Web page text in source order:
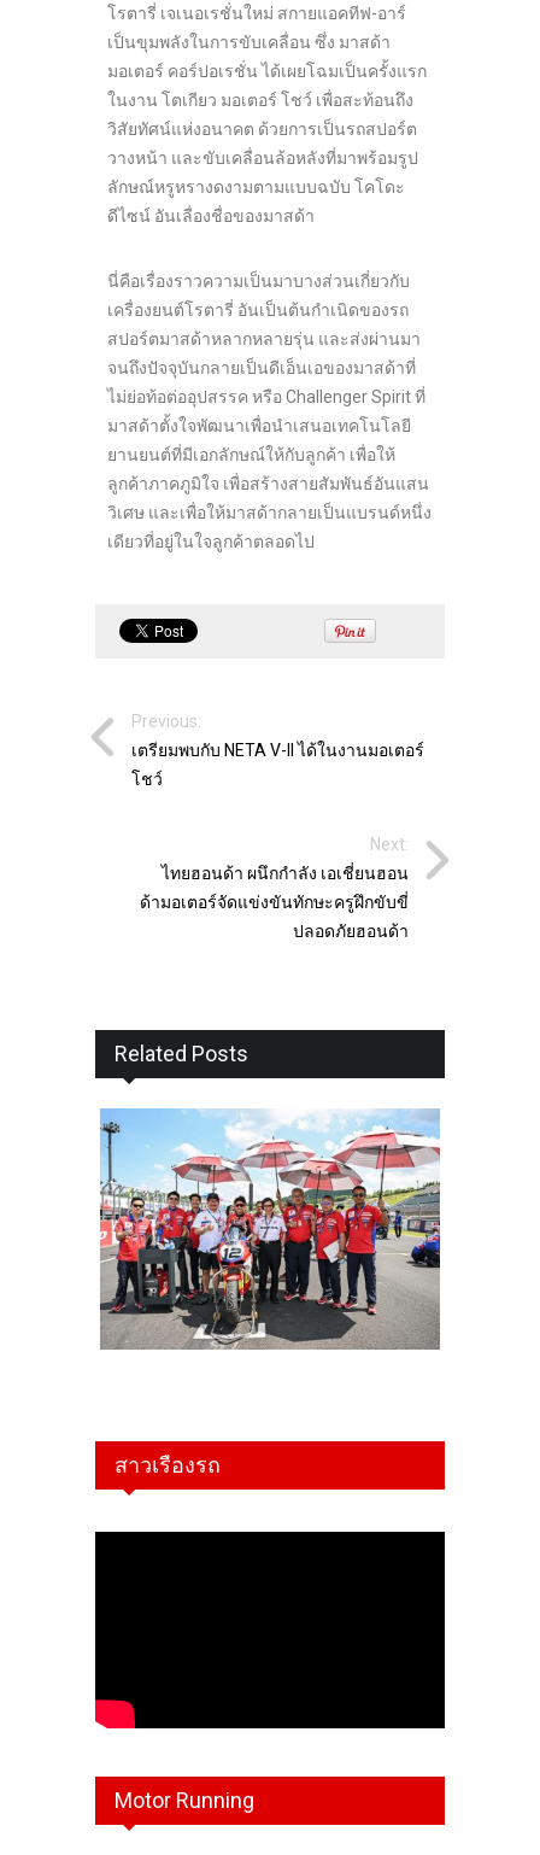
โรตารี่ เจเนอเรชั่นใหม่ สกายแอคทีฟ-อาร์
เป็นขุมพลังในการขับเคลื่อน ซึ่ง มาสด้า
มอเตอร์ คอร์ปอเรชั่น ได้เผยโฉมเป็นครั้งแรก
ในงาน โตเกียว มอเตอร์ โชว์ เพื่อสะท้อนถึง
วิสัยทัศน์แห่งอนาคต ด้วยการเป็นรถสปอร์ต
วางหน้า และขับเคลื่อนล้อหลังที่มาพร้อมรูป
ลักษณ์หรูหรางดงามตามแบบฉบับ โคโดะ
ดีไซน์ อันเลื่องชื่อของมาสด้า
นี่คือเรื่องราวความเป็นมาบางส่วนเกี่ยวกับ
เครื่องยนต์โรตารี่ อันเป็นต้นกำเนิดของรถ
สปอร์ตมาสด้าหลากหลายรุ่น และส่งผ่านมา
จนถึงปัจจุบันกลายเป็นดีเอ็นเอของมาสด้าที่
ไม่ย่อท้อต่ออุปสรรค หรือ Challenger Spirit ที่
มาสด้าตั้งใจพัฒนาเพื่อนำเสนอเทคโนโลยี
ยานยนต์ที่มีเอกลักษณ์ให้กับลูกค้า เพื่อให้
ลูกค้าภาคภูมิใจ เพื่อสร้างสายสัมพันธ์อันแสน
วิเศษ และเพื่อให้มาสด้ากลายเป็นแบรนด์หนึ่ง
เดียวที่อยู่ในใจลูกค้าตลอดไป
Previous:
เตรียมพบกับ NETA V-II ได้ในงานมอเตอร์
โชว์
Next:
ไทยฮอนด้า ผนึกกำลัง เอเชี่ยนฮอน
ด้ามอเตอร์จัดแข่งขันทักษะครูฝึกขับขี่
ปลอดภัยฮอนด้า
Related Posts
สาวเรืองรถ
Motor Running